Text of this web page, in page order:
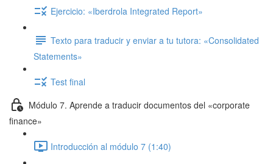
Ejercicio: «Iberdrola Integrated Report»
Texto para traducir y enviar a tu tutora: «Consolidated
Statements»
Test final
Módulo 7. Aprende a traducir documentos del «corporate
finance»
Introducción al módulo 7 (1:40)